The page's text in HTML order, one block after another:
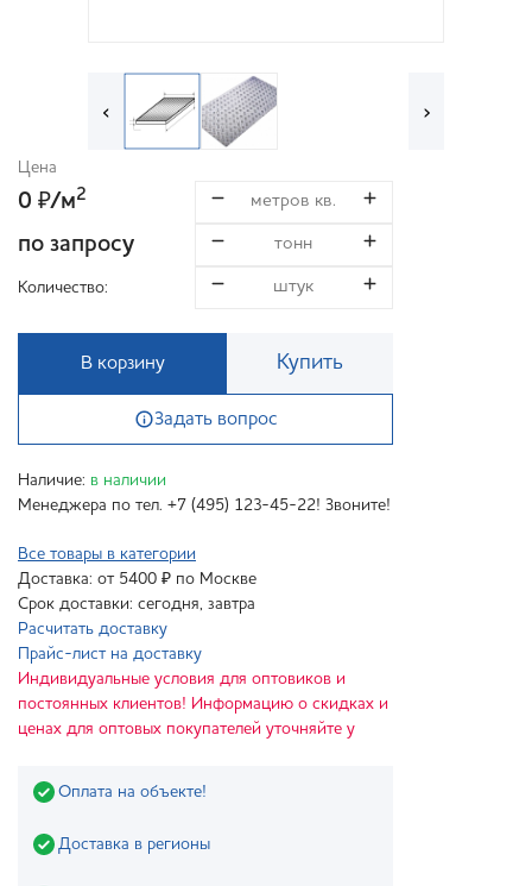
‹ ›
Цена
0 ₽/м2
по запросу
Количество:
В корзину Купить
Задать вопрос
Наличие: в наличии
Менеджера по тел. +7 (495) 123-45-22! Звоните!
Все товары в категории
Доставка: от 5400 ₽ по Москве
Срок доставки: сегодня, завтра
Расчитать доставку
Прайс-лист на доставку
Индивидуальные условия для оптовиков и
постоянных клиентов! Информацию о скидках и
ценах для оптовых покупателей уточняйте у
Оплата на объекте!
Доставка в регионы